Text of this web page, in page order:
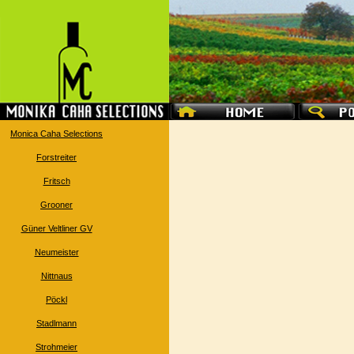
Monica Caha Selections
Forstreiter
Fritsch
Grooner
Güner Veltliner GV
Neumeister
Nittnaus
Pöckl
Stadlmann
Strohmeier